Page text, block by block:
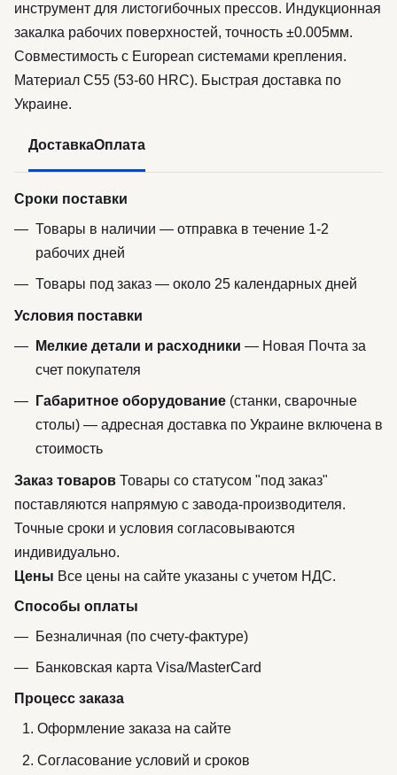
инструмент для листогибочных прессов. Индукционная
закалка рабочих поверхностей, точность ±0.005мм.
Совместимость с European системами крепления.
Материал C55 (53-60 HRC). Быстрая доставка по
Украине.
ДоставкаОплата
Сроки поставки
Товары в наличии — отправка в течение 1-2
рабочих дней
Товары под заказ — около 25 календарных дней
Условия поставки
Мелкие детали и расходники — Новая Почта за
счет покупателя
Габаритное оборудование (станки, сварочные
столы) — адресная доставка по Украине включена в
стоимость
Заказ товаров Товары со статусом "под заказ"
поставляются напрямую с завода-производителя.
Точные сроки и условия согласовываются
индивидуально.
Цены Все цены на сайте указаны с учетом НДС.
Способы оплаты
Безналичная (по счету-фактуре)
Банковская карта Visa/MasterCard
Процесс заказа
Оформление заказа на сайте
Согласование условий и сроков